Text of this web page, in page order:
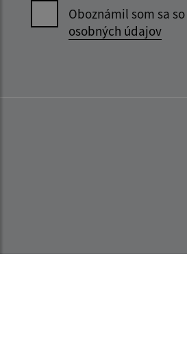
Oboznámil som sa so
osobných údajov